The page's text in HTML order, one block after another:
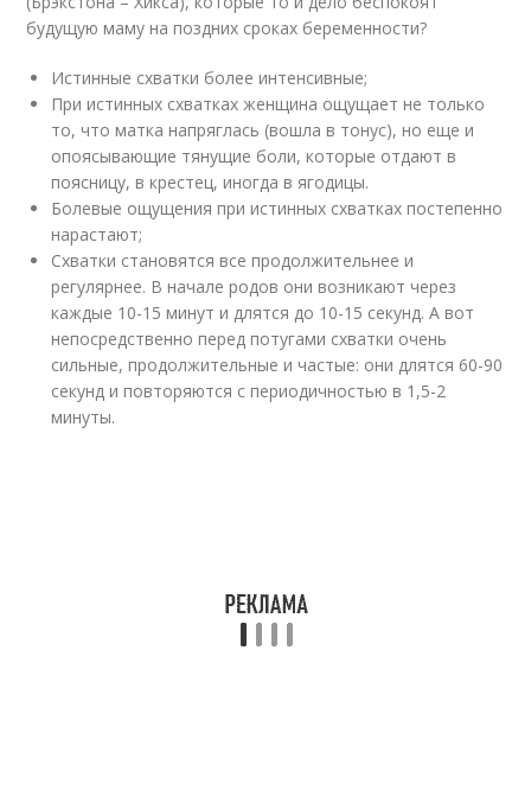
будущую маму на поздних сроках беременности?
Истинные схватки более интенсивные;
При истинных схватках женщина ощущает не только
то, что матка напряглась (вошла в тонус), но еще и
опоясывающие тянущие боли, которые отдают в
поясницу, в крестец, иногда в ягодицы.
Болевые ощущения при истинных схватках постепенно
нарастают;
Схватки становятся все продолжительнее и
регулярнее. В начале родов они возникают через
каждые 10-15 минут и длятся до 10-15 секунд. А вот
непосредственно перед потугами схватки очень
сильные, продолжительные и частые: они длятся 60-90
секунд и повторяются с периодичностью в 1,5-2
минуты.